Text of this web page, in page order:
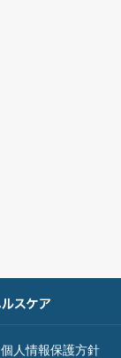
個人情報保護方針